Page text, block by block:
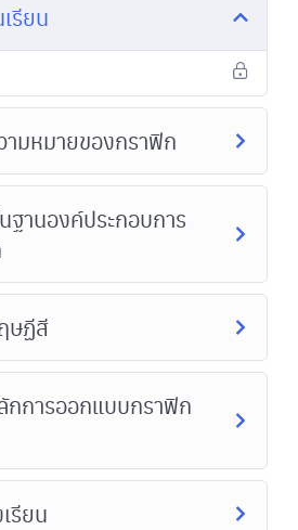
รียน
ามหมายของกราฟิก
ฐานองค์ประกอบการ
ษฏีสี
กการออกแบบกราฟิก
รียน